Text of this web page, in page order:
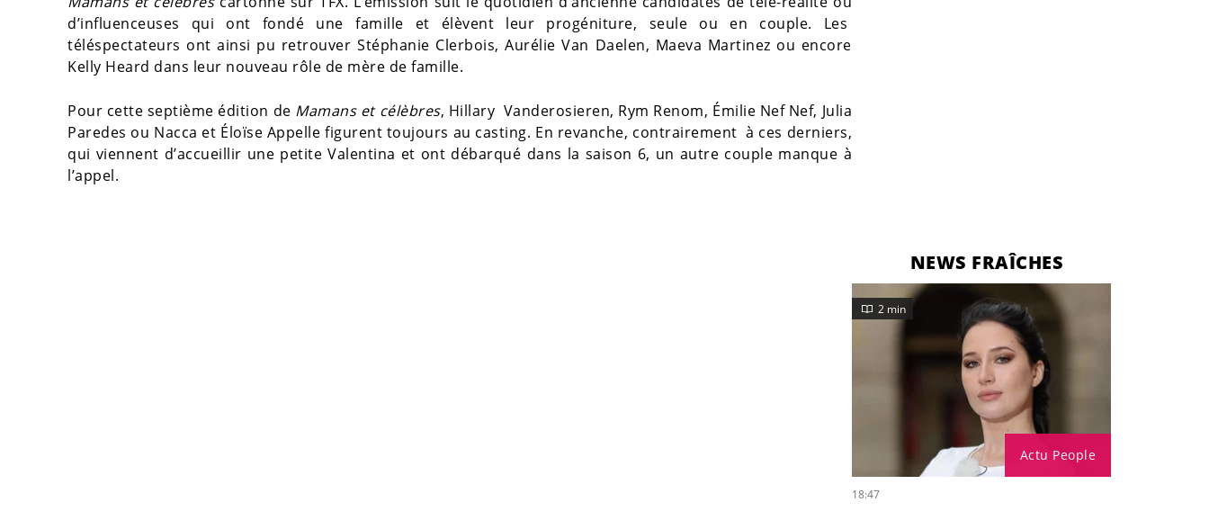
d’influenceuses qui ont fondé une famille et élèvent leur progéniture, seule ou en couple. Les
téléspectateurs ont ainsi pu retrouver Stéphanie Clerbois, Aurélie Van Daelen, Maeva Martinez ou encore
Kelly Heard dans leur nouveau rôle de mère de famille.
Pour cette septième édition de Mamans et célèbres, Hillary Vanderosieren, Rym Renom, Émilie Nef Nef, Julia
Paredes ou Nacca et Éloïse Appelle figurent toujours au casting. En revanche, contrairement à ces derniers,
qui viennent d’accueillir une petite Valentina et ont débarqué dans la saison 6, un autre couple manque à
l’appel.
NEWS FRAÎCHES
Actu People
2 min
18:47